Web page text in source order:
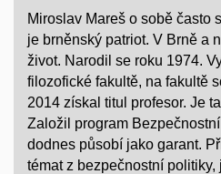
Miroslav Mareš o sobě často
je brněnský patriot. V Brně a
život. Narodil se roku 1974.
filozofické fakultě, na fakultě
2014 získal titul profesor. Je
Založil program
dodnes působí jako garant.
témat z bezpečnostní